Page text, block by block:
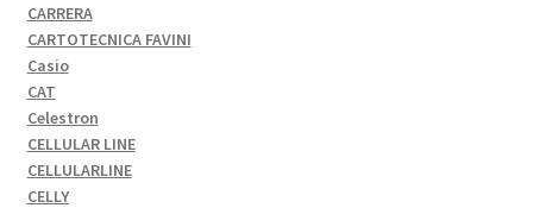
CARRERA
CARTOTECNICA FAVINI
Casio
CAT
Celestron
CELLULAR LINE
CELLULARLINE
CELLY